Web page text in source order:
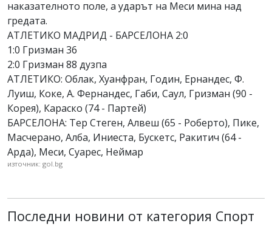
наказателното поле, а ударът на Меси мина над
гредата.
АТЛЕТИКО МАДРИД - БАРСЕЛОНА 2:0
1:0 Гризман 36
2:0 Гризман 88 дузпа
АТЛЕТИКО: Облак, Хуанфран, Годин, Ернандес, Ф.
Луиш, Коке, А. Фернандес, Габи, Саул, Гризман (90 -
Корея), Караско (74 - Партей)
БАРСЕЛОНА: Тер Стеген, Алвеш (65 - Роберто), Пике,
Масчерано, Алба, Иниеста, Бускетс, Ракитич (64 -
Арда), Меси, Суарес, Неймар
източник: gol.bg
Последни новини от категория Спорт